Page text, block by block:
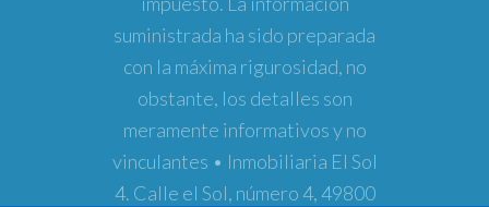
suministrada ha sido preparada
con la máxima rigurosidad, no
obstante, los detalles son
meramente informativos y no
vinculantes • Inmobiliaria El Sol
4. Calle el Sol, número 4, 49800